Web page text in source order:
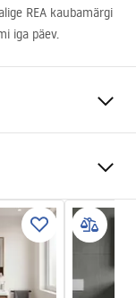
REA kaubamärgi
iga päev.